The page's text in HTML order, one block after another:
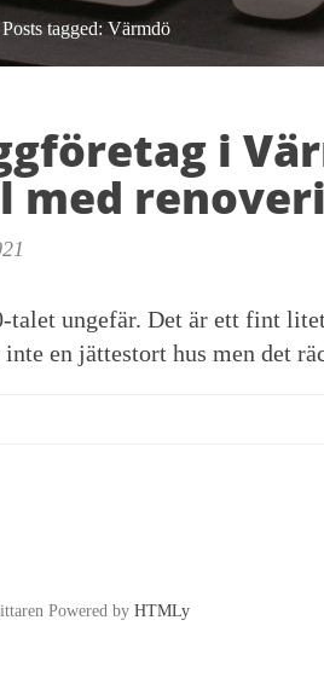
tagged: Värmdö
i
med
talet ungefär. Det är ett fint
en jättestort hus men det
Powered by HTMLy